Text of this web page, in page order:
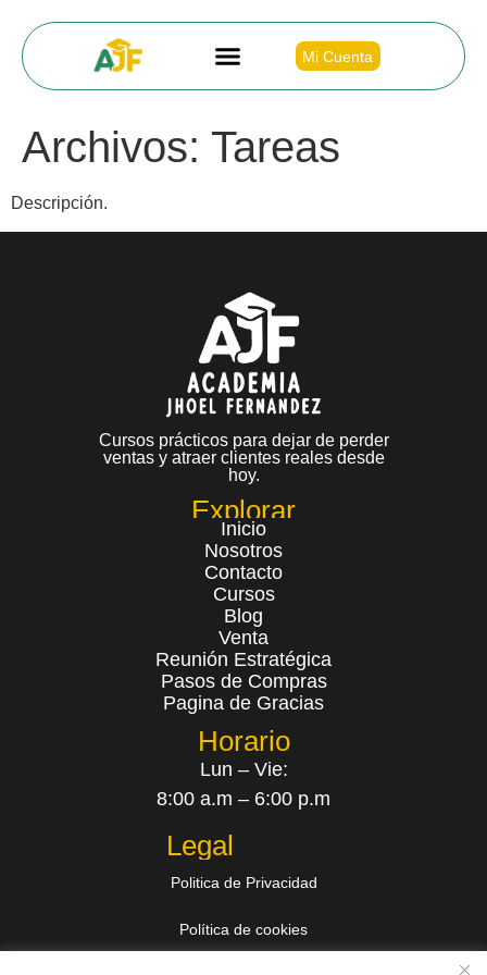
Mi Cuenta
Archivos: Tareas
Descripción.
Cursos prácticos para dejar de perder
ventas y atraer clientes reales desde
hoy.
Explorar
Inicio
Nosotros
Contacto
Cursos
Blog
Venta
Reunión Estratégica
Pasos de Compras
Pagina de Gracias
Horario
Lun – Vie:
8:00 a.m – 6:00 p.m
Legal
Politica de Privacidad
Política de cookies